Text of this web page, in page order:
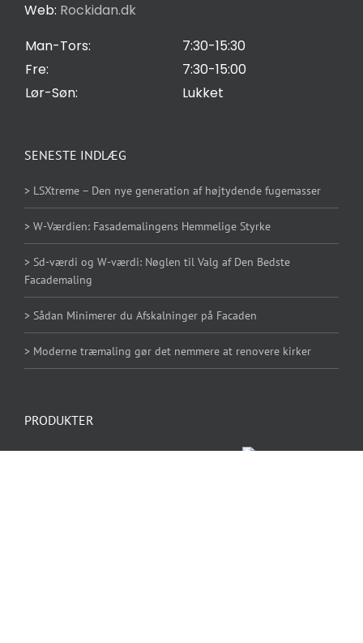
Web: Rockidan.dk
Man-Tors:
7:30-15:30
Fre:
7:30-15:00
Lør-Søn:
Lukket
Cookie Indstilling
SENESTE INDLÆG
> LSXtreme – Den nye generation af højtydende fugemasser
> W-Værdien: Fasademalingens Hemmelige Styrke
> Sd-værdi og W-værdi: Nøglen til Valg af Den Bedste
Facademaling
> Sådan Minimerer du Afskalninger på Facaden
> Moderne træmaling gør det nemmere at renovere kirker
PRODUKTER